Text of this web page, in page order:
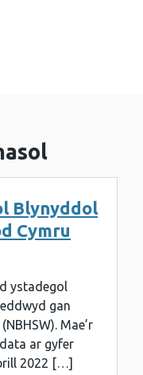
Blynyddol
Cymru
ystadegol
gan
Mae’r
ar gyfer
2022 […]